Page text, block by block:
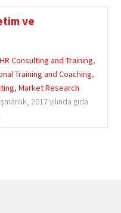
ve
HR Consulting and Training,
Training and Coaching,
, Market Research
2017 yılında gıda